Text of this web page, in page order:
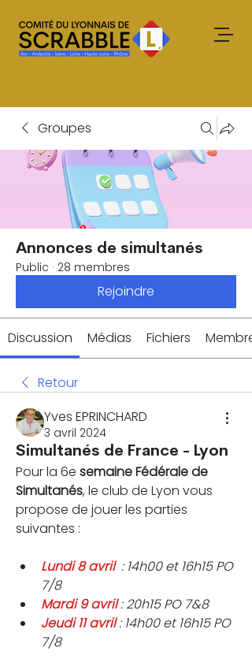
Groupes
Annonces de simultanés
Public · 28 membres
Rejoindre
Discussion Médias Fichiers
Retour
Yves EPRINCHARD
3 avril 2024
Simultanés de France - Lyon
Pour la 6e semaine Fédérale de
Simultanés, le club de Lyon vous
propose de jouer les parties
suivantes :
Lundi 8 avril : 14h00 et 16h15 PO
7/8
Mardi 9 avril : 20h15 PO 7&8
Jeudi 11 avril : 14h00 et 16h15 PO
7/8